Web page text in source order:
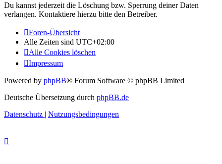
Du kannst jederzeit die Löschung bzw. Sperrung deiner Daten
verlangen. Kontaktiere hierzu bitte den Betreiber.
Foren-Übersicht
Alle Zeiten sind UTC+02:00
Alle Cookies löschen
Impressum
Powered by phpBB® Forum Software © phpBB Limited
Deutsche Übersetzung durch phpBB.de
Datenschutz | Nutzungsbedingungen